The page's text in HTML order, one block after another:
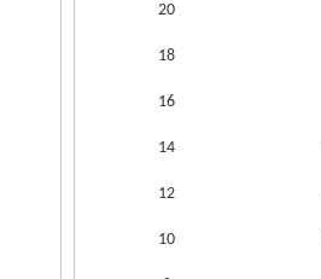
20
18
16
14
12
10